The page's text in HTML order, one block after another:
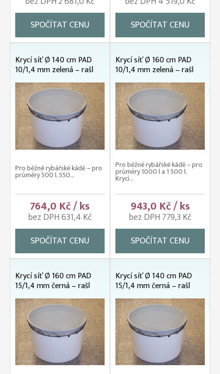
SPOČÍTAT CENU
SPOČÍTAT CENU
Krycí síť Ø 140 cm PAD
10/1,4 mm zelená – rašl
Pro běžné rybářské kádě – pro
průměry 500 l, 550...
764,0 Kč / ks
bez DPH 631,4 Kč
SPOČÍTAT CENU
Krycí síť Ø 160 cm PAD
10/1,4 mm zelená – rašl
Pro běžné rybářské kádě – pro
průměry 1000 l a 1 500 l.
Krycí...
943,0 Kč / ks
bez DPH 779,3 Kč
SPOČÍTAT CENU
Krycí síť Ø 160 cm PAD
15/1,4 mm černá – rašl
Krycí síť Ø 140 cm PAD
15/1,4 mm černá – rašl